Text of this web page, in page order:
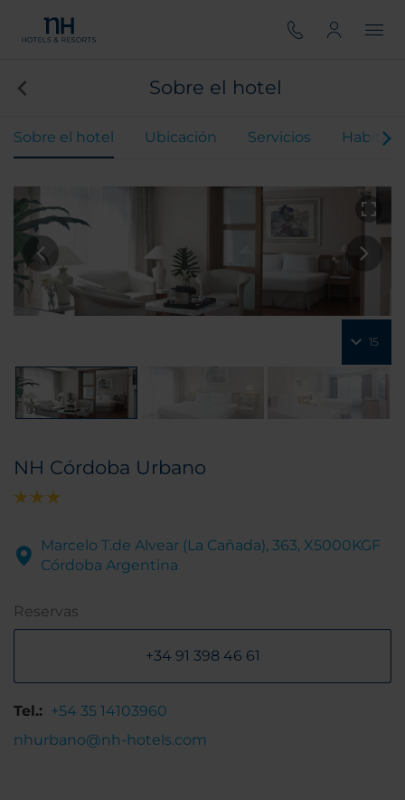
Sobre el hotel
Sobre el hotel Ubicación Servicios
15
NH Córdoba Urbano
Marcelo T.de Alvear (La Cañada), 363, X5000KGF
Córdoba Argentina
Reservas
+34 91 398 46 61
Tel.: +54 35 14103960
nhurbano@nh-hotels.com